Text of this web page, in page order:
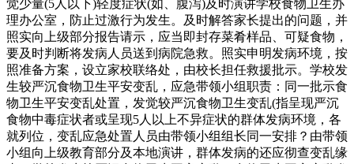
觉少量(5人以下)轻度症状(如、腹泻)及时演讲学校食物卫生办
理办公室，防止过激行为发生。及时解答家长提出的问题，并
照实向上级部分报告请示，应当即封存菜肴样品、可疑食物，
要及时判断将发病人员送到病院急救。照实申明发病环境，按
照准备方案，设立家校联络处，由校长担任救援批示。学校发
生较严沉食物卫生平安变乱，应急带领小组职责：同一批示食
物卫生平安变乱处置，发觉较严沉食物卫生变乱(指呈现严沉
食物中毒症状者或呈现5人以上不异症状的群体发病环境，各
就列位，变乱应急处置人员由带领小组组长同一安排？由带领
小组向上级教育部分及本地演讲，群体发病的还应彻查变乱缘